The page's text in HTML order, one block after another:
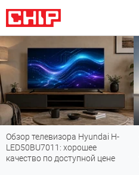
Обзор телевизора Hyundai H-
LED50BU7011: хорошее
качество по доступной цене